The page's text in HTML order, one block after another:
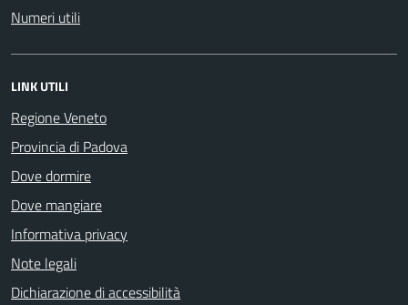
Numeri utili
LINK UTILI
Regione Veneto
Provincia di Padova
Dove dormire
Dove mangiare
Informativa privacy
Note legali
Dichiarazione di accessibilità